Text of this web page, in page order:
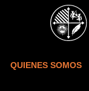
Skip to main content
QUIENES SOMOS